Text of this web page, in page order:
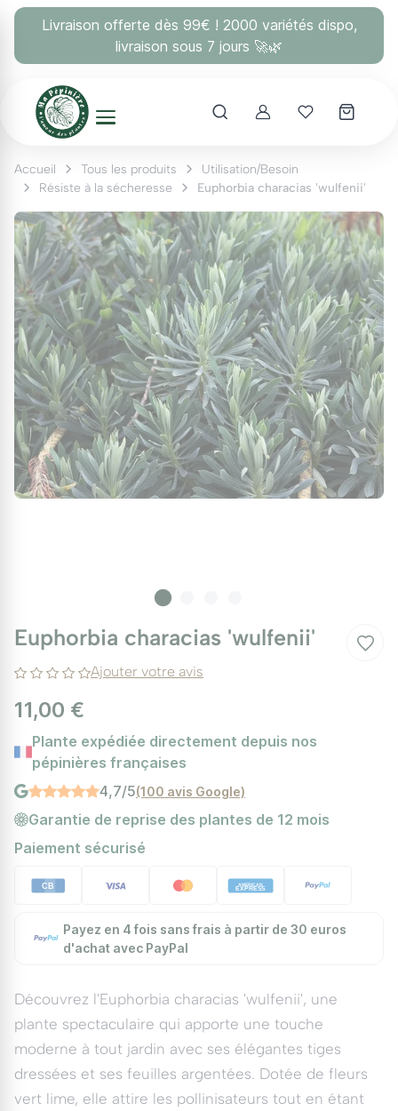
Livraison offerte dès 99€ ! 2000 variétés dispo,
livraison sous 7 jours 🚀🌿
AccountMes coups
Accueil Tous les produits
Utilisation/Besoin
Résiste à la sécheresse
Euphorbia characias 'wulfenii'
Euphorbia characias 'wulfenii'
Ajouter votre avis
11,00 €
Plante expédiée directement depuis nos
pépinières françaises
4,7/5(100 avis Google)
Garantie de reprise des plantes de 12 mois
Paiement sécurisé
Payez en 4 fois sans frais à partir de 30 euros
d'achat avec PayPal
Découvrez l'Euphorbia characias 'wulfenii', une
plante spectaculaire qui apporte une touche
moderne à tout jardin avec ses élégantes tiges
dressées et ses feuilles argentées. Dotée de fleurs
vert lime, elle attire les pollinisateurs tout en étant
Panneau de gestion des cookies